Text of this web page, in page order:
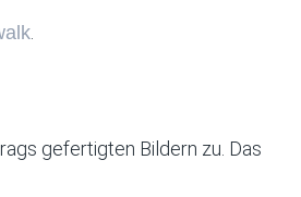
gefertigten Bildern zu. Das